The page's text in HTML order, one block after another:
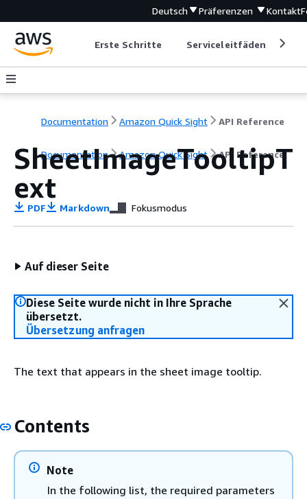
Deutsch Präferenzen Kontakt
Erste Schritte Serviceleitfäden
Documentation Amazon Quick Sight API Reference
Documentation Amazon Quick Sight API Reference
SheetImageTooltipT
ext
PDF Markdown Fokusmodus
Auf dieser Seite
Diese Seite wurde nicht in Ihre Sprache
übersetzt.
Übersetzung anfragen
The text that appears in the sheet image tooltip.
Contents
Note
In the following list, the required parameters